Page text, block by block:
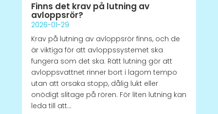
Finns det krav på lutning av
avloppsrör?
2026-01-29
Krav på lutning av avloppsrör finns, och de
är viktiga för att avloppssystemet ska
fungera som det ska. Rätt lutning gör att
avloppsvattnet rinner bort i lagom tempo
utan att orsaka stopp, dålig lukt eller
onödigt slitage på rören. För liten lutning kan
leda till att...